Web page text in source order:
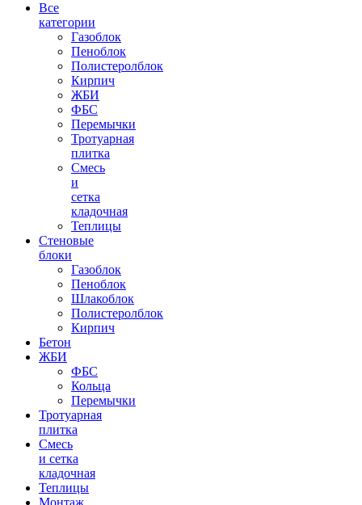
Все
категории
Газоблок
Пеноблок
Полистеролблок
Кирпич
ЖБИ
ФБС
Перемычки
Тротуарная
плитка
Смесь
и
сетка
кладочная
Теплицы
Стеновые
блоки
Газоблок
Пеноблок
Шлакоблок
Полистеролблок
Кирпич
Бетон
ЖБИ
ФБС
Кольца
Перемычки
Тротуарная
плитка
Смесь
и сетка
кладочная
Теплицы